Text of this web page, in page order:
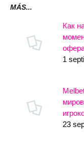
MÁS...
Как
1
23